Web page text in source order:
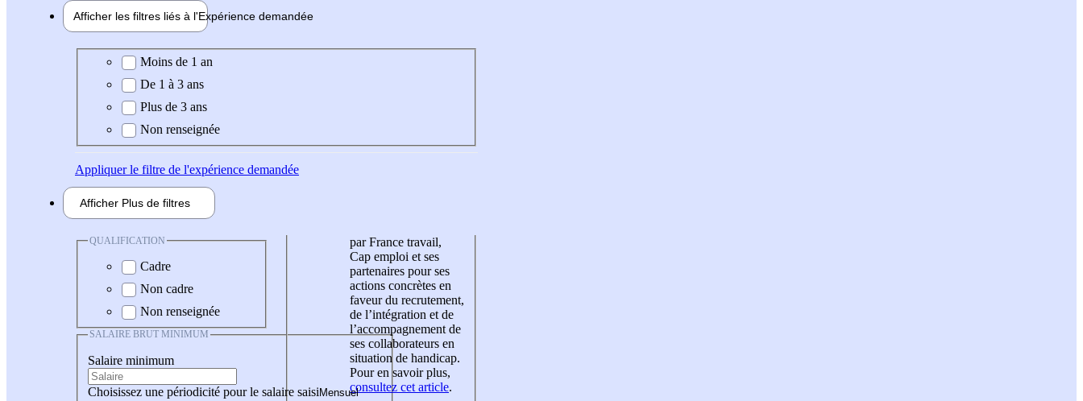
Afficher les filtres liés à l'Expérience demandée
Expérience demandée
Moins de 1 an
De 1 à 3 ans
Plus de 3 ans
Non renseignée
Appliquerle filtre de l'expérience demandée
Afficher Plus de filtres
QUALIFICATION
Cadre
Non cadre
Non renseignée
SALAIRE BRUT MINIMUM
Salaire minimum
Choisissez une périodicité pour le salaire saisi
par France travail,
Cap emploi et ses
partenaires pour ses
actions concrètes en
faveur du recrutement,
de l’intégration et de
l’accompagnement de
ses collaborateurs en
situation de handicap.
Pour en savoir plus,
consultez cet article.